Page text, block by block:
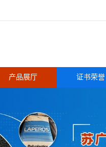
产品展厅 证书荣誉